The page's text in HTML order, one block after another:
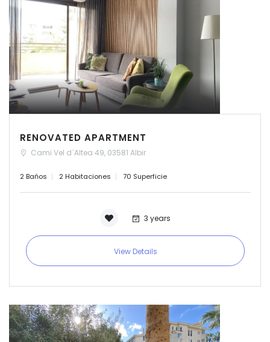
RENOVATED APARTMENT
Cami Vel d´Altea 49, 03581 Albir
2 Bańos 2 Habitaciones 70 Superficie
3 years
View Details